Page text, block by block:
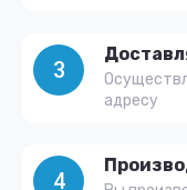
3
адресу
4